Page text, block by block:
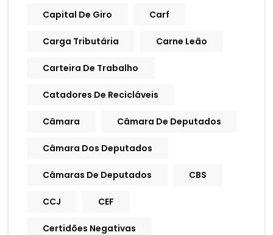
Capital De Giro Carf
Carga Tributária Carne Leão
Carteira De Trabalho
Catadores De Recicláveis
Câmara Câmara De Deputados
Câmara Dos Deputados
Câmaras De Deputados CBS
CCJ CEF
Certidões Negativas